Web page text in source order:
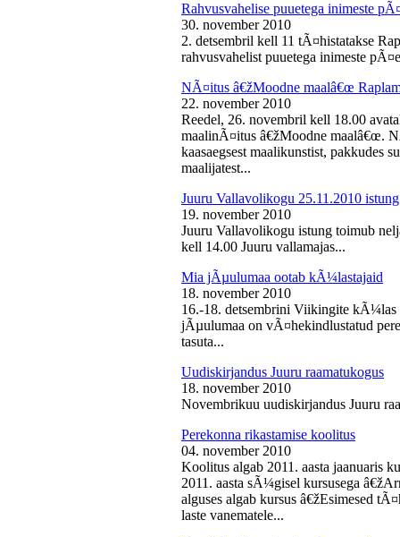
Rahvusvahelise puuetega inimeste
30. november 2010
2. detsembril kell 11 tÃ¤histatakse
rahvusvahelist puuetega inimeste
NÃ¤itus â€žMoodne maalâ€œ
22. november 2010
Reedel, 26. novembril kell 18.00
maalinÃ¤itus â€žMoodne maalâ€œ.
kaasaegsest maalikunstist, pakkudes
maalijatest...
Juuru Vallavolikogu 25.11.2010 istung
19. november 2010
Juuru Vallavolikogu istung toimub
kell 14.00 Juuru vallamajas...
Mia jÃµulumaa ootab kÃ¼lastajaid
18. november 2010
16.-18. detsembrini Viikingite
jÃµulumaa on vÃ¤hekindlustatud
tasuta...
Uudiskirjandus Juuru raamatukogus
18. november 2010
Novembrikuu uudiskirjandus Juuru
Perekonna rikastamise koolitus
04. november 2010
Koolitus algab 2011. aasta jaanuaris
2011. aasta sÃ¼gisel kursusega
alguses algab kursus â€žEsimesed
laste vanematele...